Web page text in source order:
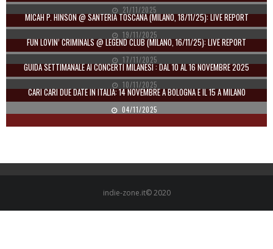
21/11/2025
MICAH P. HINSON @ SANTERIA TOSCANA (MILANO, 18/11/25): LIVE REPORT
19/11/2025
FUN LOVIN’ CRIMINALS @ LEGEND CLUB (MILANO, 16/11/25): LIVE REPORT
17/11/2025
GUIDA SETTIMANALE AI CONCERTI MILANESI : DAL 10 AL 16 NOVEMBRE 2025
10/11/2025
CARI CARI DUE DATE IN ITALIA: 14 NOVEMBRE A BOLOGNA E IL 15 A MILANO
04/11/2025
indie-zone.it© 2020